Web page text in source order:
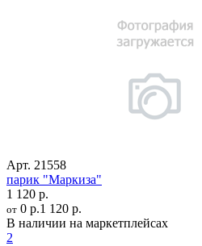
Арт. 21558
парик "Маркиза"
1 120 р.
от 0 р.1 120 р.
В наличии на маркетплейсах
2